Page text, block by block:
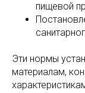
пищевой
Эти нормы
материалам,